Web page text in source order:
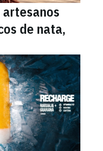
artesanos
de nata,